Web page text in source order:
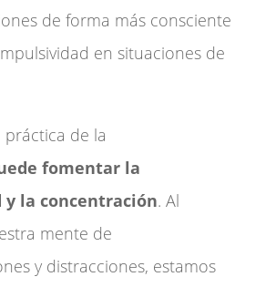
de forma más consciente
en situaciones de
práctica de la
fomentar la
la concentración. Al
mente de
y distracciones, estamos